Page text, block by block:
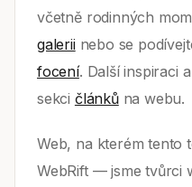
včetně rodinných
galeriinebo se
focení. Další inspiraci
sekci článkůna webu.
Web, na kterém tento
WebRift — jsme tvůrci